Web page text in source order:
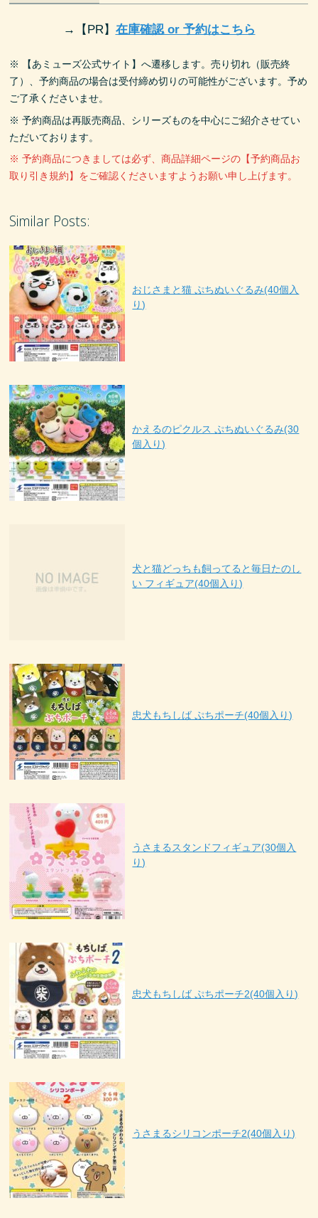
→ 【PR】 在庫確認 or 予約はこちら
※ 【あミューズ公式サイト】へ遷移します。売り切れ（販売終
了）、予約商品の場合は受付締め切りの可能性がございます。予め
ご了承くださいませ。
※ 予約商品は再販売商品、シリーズものを中心にご紹介させてい
ただいております。
※ 予約商品につきましては必ず、商品詳細ページの【予約商品お
取り引き規約】をご確認くださいますようお願い申し上げます。
Similar Posts:
おじさまと猫 ぷちぬいぐるみ(40個入
り)
かえるのピクルス ぷちぬいぐるみ(30
個入り)
犬と猫どっちも飼ってると毎日たのし
い フィギュア(40個入り)
忠犬もちしば ぷちポーチ(40個入り)
うさまるスタンドフィギュア(30個入
り)
忠犬もちしば ぷちポーチ2(40個入り)
うさまるシリコンポーチ2(40個入り)